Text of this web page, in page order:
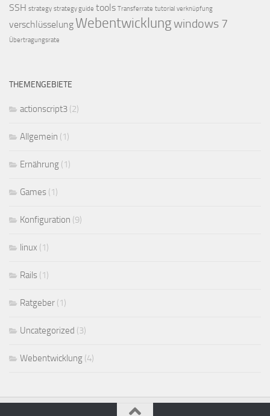
SSH strategy strategy guide tools Transferrate tutorial verknüpfung
verschlüsselung Webentwicklungwindows 7
Übertragungsrate
THEMENGEBIETE
actionscript3 (2)
Allgemein (1)
Ernährung (1)
Games (1)
Konfiguration (9)
linux (1)
Rails (1)
Ratgeber (1)
Uncategorized (3)
Webentwicklung (4)